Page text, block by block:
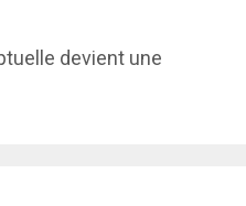
devient une